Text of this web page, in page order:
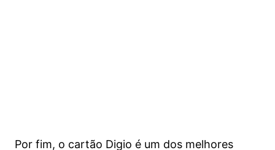
Por fim, o cartão Digio é um dos melhores